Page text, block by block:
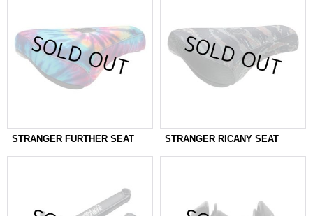
STRANGER FURTHER SEAT STRANGER RICANY SEAT